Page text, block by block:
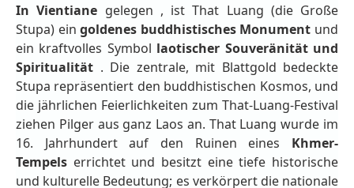
In Vientiane gelegen , ist That Luang (die Große
Stupa) eingoldenes buddhistisches Monument und
ein kraftvolles Symbol laotischer Souveränität und
Spiritualität . Die zentrale, mit Blattgold bedeckte
Stupa repräsentiert den buddhistischen Kosmos, und
die jährlichen Feierlichkeiten zum That-Luang-Festival
ziehen Pilger aus ganz Laos an. That Luang wurde im
16. Jahrhundert auf den Ruinen eines Khmer-
Tempels errichtet und besitzt eine tiefe historische
und kulturelle Bedeutung; es verkörpert die nationale